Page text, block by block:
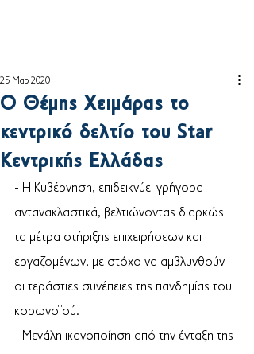
O Θέμης Χειμάρας το
κεντρικό δελτίο του Star
Κεντρικής Ελλάδας
25 Μαρ 2020
- Η Κυβέρνηση, επιδεικνύει γρήγορα
αντανακλαστικά, βελτιώνοντας διαρκώς
τα μέτρα στήριξης επιχειρήσεων και
εργαζομένων, με στόχο να αμβλυνθούν
οι τεράστιες συνέπειες της πανδημίας του
κορωνοϊού.
- Μεγάλη ικανοποίηση από την ένταξη της